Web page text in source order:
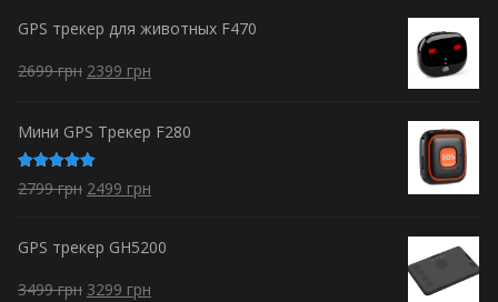
GPS трекер для животных F470
2699грн 2399 грн
Мини GPS Трекер F280
Оценка
5.00из 5
2799грн 2499 грн
GPS трекер GH5200
3499грн 3299 грн